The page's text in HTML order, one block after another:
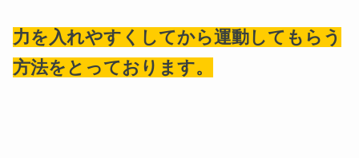
力を入れやすくしてから運動してもらう
方法をとっております。